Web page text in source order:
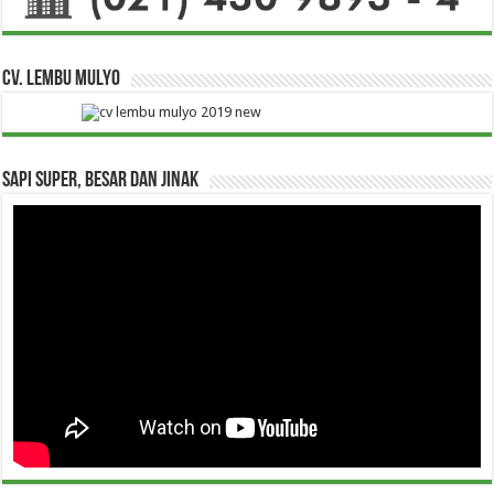
CV. Lembu Mulyo
Sapi Super, Besar dan Jinak